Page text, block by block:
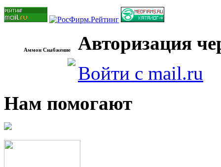
Аммон Снабжение
Авторизация
Войти с mail.ru
Нам помогают